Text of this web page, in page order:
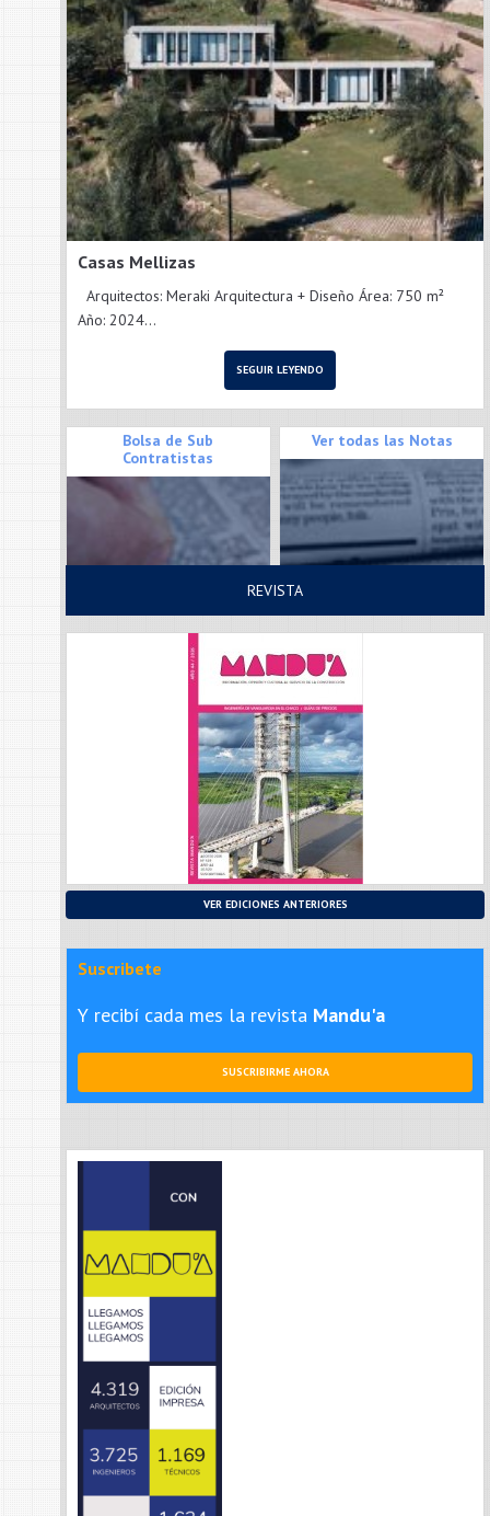
Casas Mellizas
Arquitectos: Meraki Arquitectura + Diseño Área: 750 m²
Año: 2024...
SEGUIR LEYENDO
Bolsa de Sub
Contratistas
Ver todas las Notas
REVISTA
VER EDICIONES ANTERIORES
Suscribete
Y recibí cada mes la revista Mandu'a
SUSCRIBIRME AHORA